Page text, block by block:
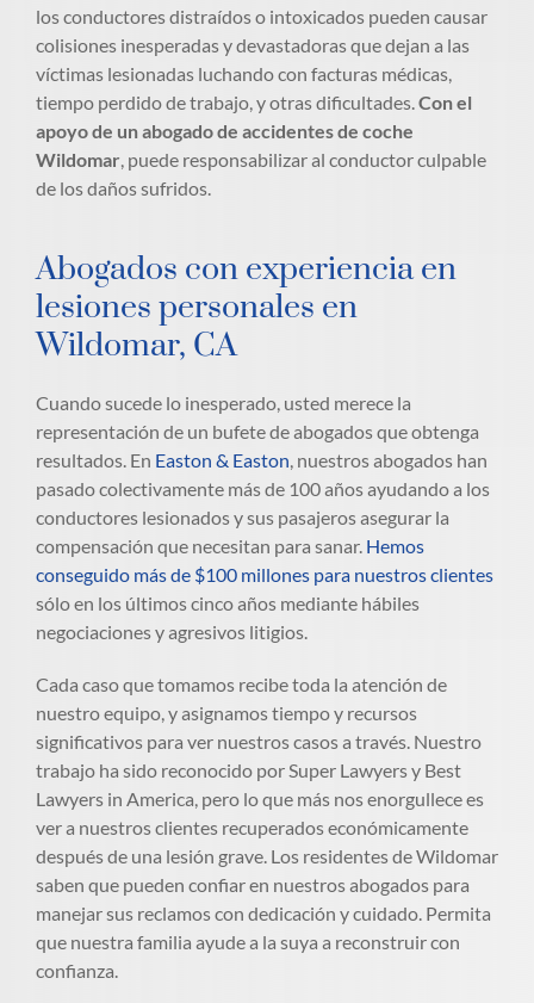
los conductores distraídos o intoxicados pueden causar
colisiones inesperadas y devastadoras que dejan a las
víctimas lesionadas luchando con facturas médicas,
tiempo perdido de trabajo, y otras dificultades.Con el
apoyo de un abogado de accidentes de coche
Wildomar, puede responsabilizar al conductor culpable
de los daños sufridos.
Abogados con experiencia en
lesiones personales en
Wildomar, CA
Cuando sucede lo inesperado, usted merece la
representación de un bufete de abogados que obtenga
resultados. En Easton & Easton, nuestros abogados han
pasado colectivamente más de 100 años ayudando a los
conductores lesionados y sus pasajeros asegurar la
compensación que necesitan para sanar. Hemos
conseguido más de $100 millones para nuestros clientes
sólo en los últimos cinco años mediante hábiles
negociaciones y agresivos litigios.
Cada caso que tomamos recibe toda la atención de
nuestro equipo, y asignamos tiempo y recursos
significativos para ver nuestros casos a través. Nuestro
trabajo ha sido reconocido por Super Lawyers y Best
Lawyers in America, pero lo que más nos enorgullece es
ver a nuestros clientes recuperados económicamente
después de una lesión grave. Los residentes de Wildomar
saben que pueden confiar en nuestros abogados para
manejar sus reclamos con dedicación y cuidado. Permita
que nuestra familia ayude a la suya a reconstruir con
confianza.